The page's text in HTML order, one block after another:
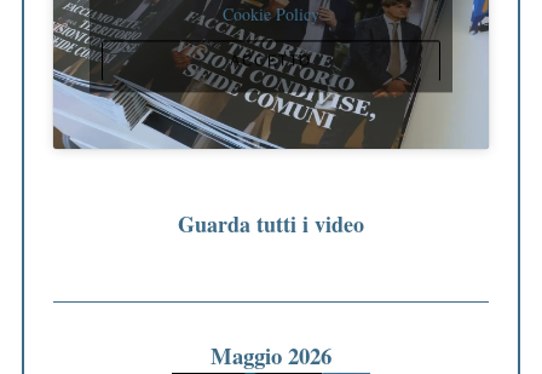
Cookie Policy
ACCETTO
Guarda tutti i video
Maggio 2026